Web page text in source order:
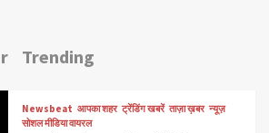
Trending
Newsbeat आपका शहर ट्रेंडिंग खबरें ताज़ा ख़बर न्यूज़
सोशल मीडिया वायरल